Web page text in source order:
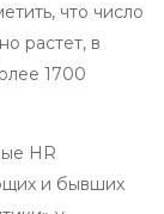
что число
растет, в
1700
HR
и бывших